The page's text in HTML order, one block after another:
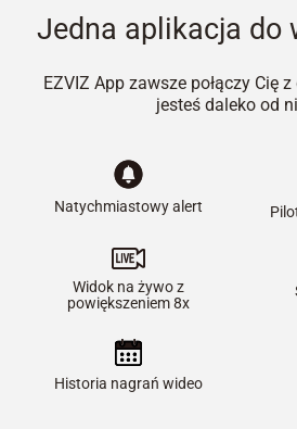
Jedna aplikacja do
EZVIZ App zawsze połączy Cię
jesteś daleko od
Natychmiastowy alert
Widok na żywo z
powiększeniem 8x
Historia nagrań wideo